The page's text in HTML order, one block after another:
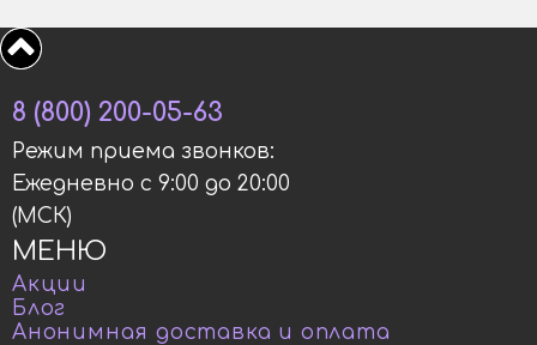
МЕНЮ
Акции
Блог
Анонимная доставка и оплата
8 (800) 200-05-63
Режим приема звонков:
Ежедневно с 9:00 до 20:00
(МСК)